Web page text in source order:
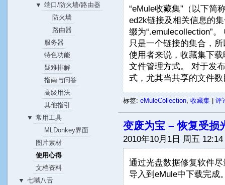
“eMule收藏集”（以下简
ed2k链接及相关信息的
缀为“.emulecollection”
只是一个链接的集合，
使用者来说，收藏集下
文件管理方式。 对于发
式，尤其当共享的文件
标签:eMuleCollection ,收藏集 评
变废为宝 – 恢复受损
2010年10月1日 周五 12:14
通过光盘数据修复软件
导入到eMule中下载完成
▼ 端口/防火墙/路由器
防火墙
路由器
服务器
特色功能
疑难排解
指南与问答
高级用法
其他指引
▼ 常用工具
MLDonkey界面
图片素材
使用心得
文档资料
▼ 七嘴八舌